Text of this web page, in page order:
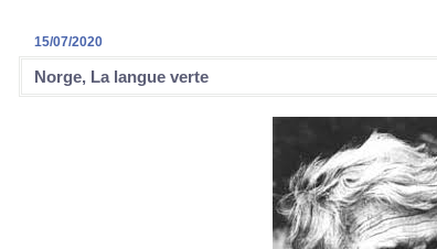
15/07/2020
Norge, La langue verte